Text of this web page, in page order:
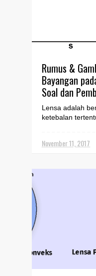
Rumus &
Bayangan
Soal dan
Lensa adalah
ketebalan
November 11, 2017